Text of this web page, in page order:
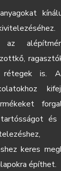
az
rétegek is.
és
keres
építhet.